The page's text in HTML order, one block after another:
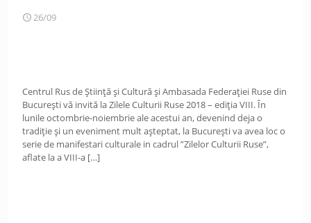
26/09
Centrul Rus de Știință și Cultură şi Ambasada Federației Ruse din
București vă invită la Zilele Culturii Ruse 2018 – ediția VIII. În
lunile octombrie-noiembrie ale acestui an, devenind deja o
tradiție și un eveniment mult așteptat, la București va avea loc o
serie de manifestari culturale in cadrul ”Zilelor Culturii Ruse”,
aflate la a VIII-a […]